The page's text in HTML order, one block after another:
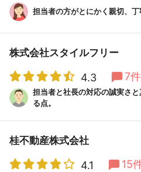
担当者の方がとにかく親切、丁
株式会社スタイルフリー
4.3 7件
担当者と社長の対応の誠実さ
る点。
桂不動産株式会社
4.1 15